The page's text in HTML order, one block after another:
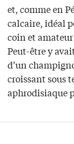
et, comme en
calcaire, idéal
coin et
Peut-être y
d’un
croissant sous
aphrodisiaque